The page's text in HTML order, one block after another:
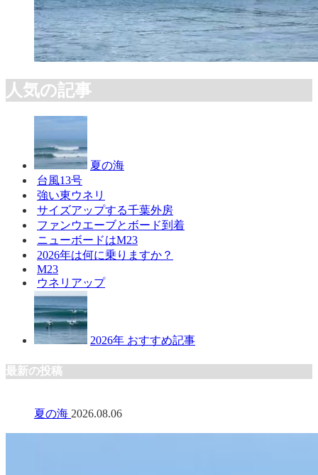
人気の記事
夏の海
台風13号
強い東ウネリ
サイズアップする千葉外房
ファンウエーブとボード到着
ニューボードはM23
2026年は何に乗りますか？
M23
ウネリアップ
2026年 おすすめ記事
最新の投稿
夏の海 2026.08.06